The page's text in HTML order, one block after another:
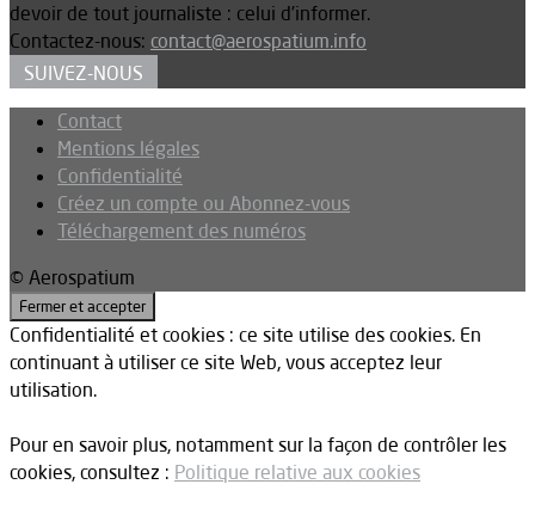
devoir de tout journaliste : celui d’informer.
Contactez-nous: contact@aerospatium.info
SUIVEZ-NOUS
Contact
Mentions légales
Confidentialité
Créez un compte ou Abonnez-vous
Téléchargement des numéros
© Aerospatium
Confidentialité et cookies : ce site utilise des cookies. En
continuant à utiliser ce site Web, vous acceptez leur
utilisation.
Pour en savoir plus, notamment sur la façon de contrôler les
cookies, consultez : Politique relative aux cookies